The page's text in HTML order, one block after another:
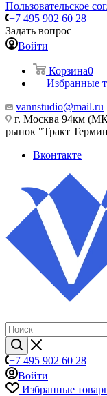
Пользовательское
+7 495 902 60 28
Задать вопрос
Войти
Корзина0
Избранные
vannstudio@mail.ru
г. Москва 94км
рынок "Тракт
Вконтакте
+7 495 902 60 28
Войти
Избранные